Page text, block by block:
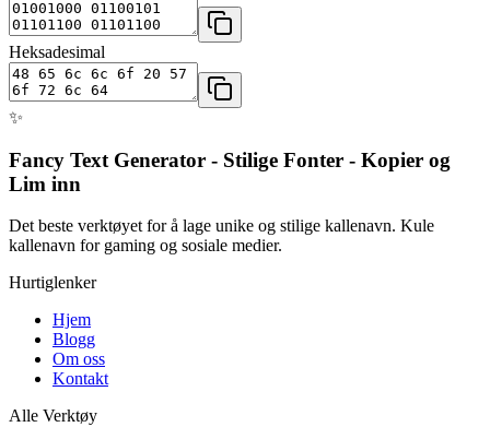
Heksadesimal
✨
Fancy Text Generator - Stilige Fonter - Kopier og
Lim inn
Det beste verktøyet for å lage unike og stilige kallenavn. Kule
kallenavn for gaming og sosiale medier.
Hurtiglenker
Hjem
Blogg
Om oss
Kontakt
Alle Verktøy